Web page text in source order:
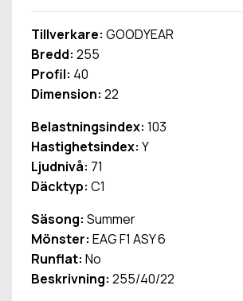
Tillverkare: GOODYEAR
Bredd: 255
Profil: 40
Dimension: 22
Belastningsindex: 103
Hastighetsindex: Y
Ljudnivå: 71
Däcktyp: C1
Säsong: Summer
Mönster: EAG F1 ASY 6
Runflat: No
Beskrivning: 255/40/22